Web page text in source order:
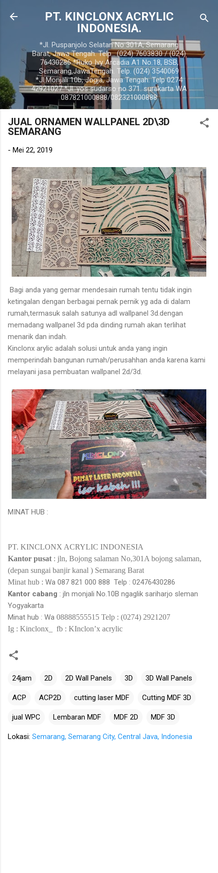
Langsung ke konten utama
PT. KINCLONX ACRYLIC
INDONESIA.
*Jl. Puspanjolo Selatan No 301A, Semarang
Barat, Jawa Tengah. Telp . (024) 7603830 / (024)
76430286 *Ruko Ivy Arcadia A1 No.18, BSB,
Semarang,JawaTengah. Telp. (024) 3540069
*Jl.Monjali 10b, Jogja, Jawa Tengah. Telp 0274
42921027 *Jl. yos sudarso no 371. surakarta WA
087821000888/082321000888
JUAL ORNAMEN WALLPANEL 2D\3D
SEMARANG
- Mei 22, 2019
Bagi anda yang gemar mendesain rumah tentu tidak ingin
ketingalan dengan berbagai pernak pernik yg ada di dalam
rumah,termasuk salah satunya adl wallpanel 3d.dengan
memadang wallpanel 3d pda dinding rumah akan terlihat
menarik dan indah.
Kinclonx arylic adalah solusi untuk anda yang ingin
memperindah bangunan rumah/perusahhan anda karena kami
melayani jasa pembuatan wallpanel 2d/3d.
MINAT HUB :
PT. KINCLONX ACRYLIC INDONESIA
Kantor pusat : jln, Bojong salaman No,301A bojong salaman,
(depan sungai banjir kanal ) Semarang Barat
Minat hub : Wa 087 821 000 888 Telp : 02476430286
Kantor cabang : jln monjali No.10B ngaglik sariharjo sleman
Yogyakarta
Minat hub : Wa 08888555515 Telp : (0274) 2921207
Ig : Kinclonx_
fb : KInclon’x acrylic
24jam 2D 2D Wall Panels 3D 3D Wall Panels
ACP ACP2D cutting laser MDF Cutting MDF 3D
jual WPC Lembaran MDF MDF 2D MDF 3D
Lokasi: Semarang, Semarang City, Central Java, Indonesia